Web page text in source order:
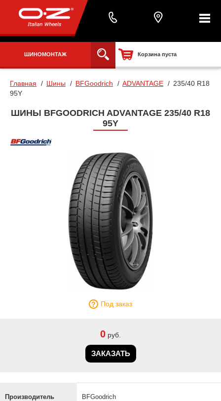
ШИНОМОНТАЖ Корзина пуста
Главная Шины BFGoodrich ADVANTAGE
235/40 R18
95Y
ШИНЫ BFGOODRICH ADVANTAGE 235/40 R18
95Y
Под заказ
0 руб.
ЗАКАЗАТЬ
Производитель BFGoodrich